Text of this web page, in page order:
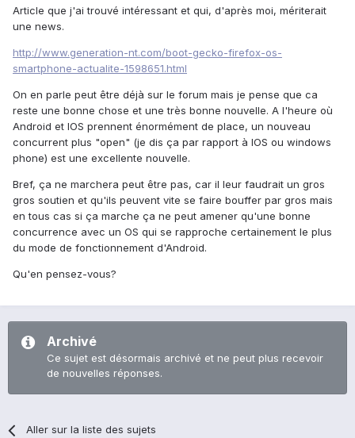
Article que j'ai trouvé intéressant et qui, d'après moi, mériterait
une news.
http://www.generation-nt.com/boot-gecko-firefox-os-
smartphone-actualite-1598651.html
On en parle peut être déjà sur le forum mais je pense que ca
reste une bonne chose et une très bonne nouvelle. A l'heure où
Android et IOS prennent énormément de place, un nouveau
concurrent plus "open" (je dis ça par rapport à IOS ou windows
phone) est une excellente nouvelle.
Bref, ça ne marchera peut être pas, car il leur faudrait un gros
gros soutien et qu'ils peuvent vite se faire bouffer par gros mais
en tous cas si ça marche ça ne peut amener qu'une bonne
concurrence avec un OS qui se rapproche certainement le plus
du mode de fonctionnement d'Android.
Qu'en pensez-vous?
Archivé
Ce sujet est désormais archivé et ne peut plus recevoir
de nouvelles réponses.
Aller sur la liste des sujets